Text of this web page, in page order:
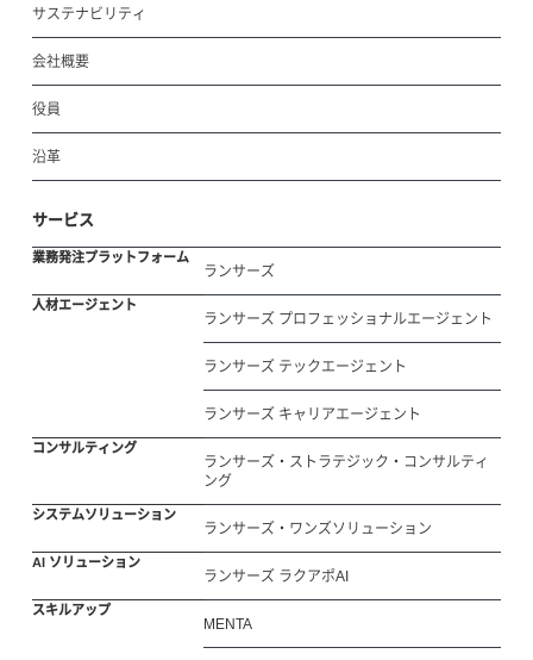
サステナビリティ
会社概要
役員
沿革
サービス
業務発注プラットフォーム
ランサーズ
人材エージェント
ランサーズ プロフェッショナルエージェント
ランサーズ テックエージェント
ランサーズ キャリアエージェント
コンサルティング
ランサーズ・ストラテジック・コンサルティ
ング
システムソリューション
ランサーズ・ワンズソリューション
AI ソリューション
ランサーズ ラクアポAI
スキルアップ
MENTA